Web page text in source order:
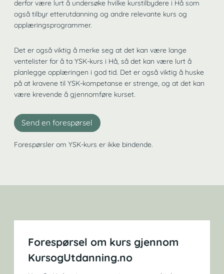
derfor være lurt å undersøke hvilke kurstilbydere i Hå som
også tilbyr etterutdanning og andre relevante kurs og
opplæringsprogrammer.
Det er også viktig å merke seg at det kan være lange
ventelister for å ta YSK-kurs i Hå, så det kan være lurt å
planlegge opplæringen i god tid. Det er også viktig å huske
på at kravene til YSK-kompetanse er strenge, og at det kan
være krevende å gjennomføre kurset.
Send en forespørsel
Forespørsler om YSK-kurs er ikke bindende.
Forespørsel om kurs gjennom
KursogUtdanning.no